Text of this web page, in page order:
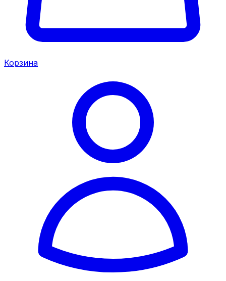
Корзина